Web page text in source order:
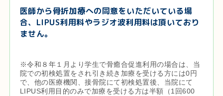
医師から骨折加療への同意をいただいている場
合、LIPUS利用料やラジオ波利用料は頂いており
ません。
※令和８年１月より学生で骨癒合促進利用の場合は、当
院での初検処置をされ引き続き加療を受ける方には0円
で、他の医療機関、接骨院にて初検処置後、当院にて
LIPUS利用目的のみで加療を受ける方は半額（1回600